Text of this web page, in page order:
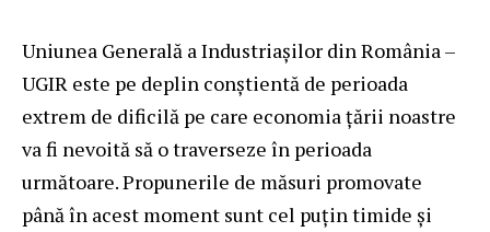
Uniunea Generală a Industriașilor din România –
UGIR este pe deplin conștientă de perioada
extrem de dificilă pe care economia țării noastre
va fi nevoită să o traverseze în perioada
următoare. Propunerile de măsuri promovate
până în acest moment sunt cel puțin timide și